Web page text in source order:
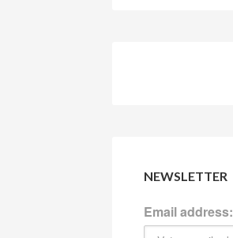
NEWSLETTER
Email address: